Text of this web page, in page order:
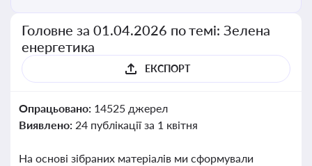
Головне за 01.04.2026 по темі: Зелена
енергетика
ЕКСПОРТ
Опрацьовано: 14525 джерел
Виявлено: 24 публікації за 1 квітня
На основі зібраних матеріалів ми сформували